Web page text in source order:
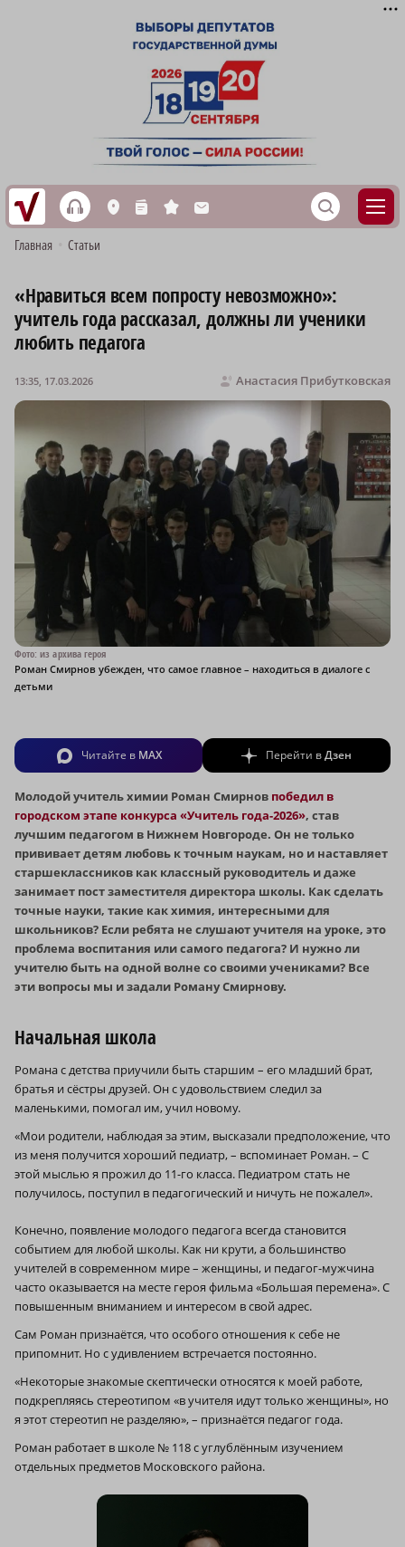
h L n s M S
Главная Статьи
«Нравиться всем попросту невозможно»:
учитель года рассказал, должны ли ученики
любить педагога
Анастасия Прибутковская
13:35, 17.03.2026
Фото: из архива героя
Роман Смирнов убежден, что самое главное – находиться в диалоге с
детьми
Читайте в MAX Перейти вДзен
Молодой учитель химии Роман Смирнов победил в
городском этапе конкурса «Учитель года-2026», став
лучшим педагогом в Нижнем Новгороде. Он не только
прививает детям любовь к точным наукам, но и наставляет
старшеклассников как классный руководитель и даже
занимает пост заместителя директора школы. Как сделать
точные науки, такие как химия, интересными для
школьников? Если ребята не слушают учителя на уроке, это
проблема воспитания или самого педагога? И нужно ли
учителю быть на одной волне со своими учениками? Все
эти вопросы мы и задали Роману Смирнову.
Начальная школа
Романа с детства приучили быть старшим – его младший брат,
братья и сёстры друзей. Он с удовольствием следил за
маленькими, помогал им, учил новому.
«Мои родители, наблюдая за этим, высказали предположение, что
из меня получится хороший педиатр, – вспоминает Роман. – С
этой мыслью я прожил до 11-го класса. Педиатром стать не
получилось, поступил в педагогический и ничуть не пожалел».
Конечно, появление молодого педагога всегда становится
событием для любой школы. Как ни крути, а большинство
учителей в современном мире – женщины, и педагог-мужчина
часто оказывается на месте героя фильма «Большая перемена». С
повышенным вниманием и интересом в свой адрес.
Сам Роман признаётся, что особого отношения к себе не
припомнит. Но с удивлением встречается постоянно.
«Некоторые знакомые скептически относятся к моей работе,
подкрепляясь стерео­типом «в учителя идут только женщины», но
я этот стереотип не разделяю», – признаётся педагог года.
Роман работает в школе № 118 с углублённым изучением
отдельных предметов Московского района.